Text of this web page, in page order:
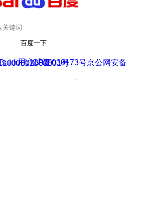
百度一下
用户反馈
京ICP证030173号
公网安备11000002000001号